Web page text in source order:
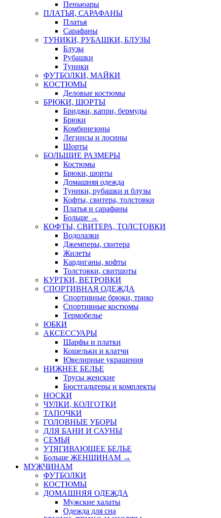
Пеньюары
ПЛАТЬЯ, САРАФАНЫ
Платья
Сарафаны
ТУНИКИ, РУБАШКИ, БЛУЗЫ
Блузы
Рубашки
Туники
ФУТБОЛКИ, МАЙКИ
КОСТЮМЫ
Деловые костюмы
БРЮКИ, ШОРТЫ
Бриджи, капри, бермуды
Брюки
Комбинезоны
Легинсы и лосины
Шорты
БОЛЬШИЕ РАЗМЕРЫ
Костюмы
Брюки, шорты
Домашняя одежда
Туники, рубашки и блузы
Кофты, свитера, толстовки
Платья и сарафаны
Больше →
КОФТЫ, СВИТЕРА, ТОЛСТОВКИ
Водолазки
Джемперы, свитера
Жилеты
Кардиганы, кофты
Толстовки, свитшоты
КУРТКИ, ВЕТРОВКИ
СПОРТИВНАЯ ОДЕЖДА
Спортивные брюки, трико
Спортивные костюмы
Термобелье
ЮБКИ
AКСЕССУАРЫ
Шарфы и платки
Кошельки и клатчи
Ювелирные украшения
НИЖНЕЕ БЕЛЬЕ
Трусы женские
Бюстгальтеры и комплекты
НОСКИ
ЧУЛКИ, КОЛГОТКИ
ТАПОЧКИ
ГОЛОВНЫЕ УБОРЫ
ДЛЯ БАНИ И САУНЫ
СЕМЬЯ
УТЯГИВАЮЩЕЕ БЕЛЬЕ
Больше ЖЕНЩИНАМ →
МУЖЧИНАМ
ФУТБОЛКИ
КОСТЮМЫ
ДОМАШНЯЯ ОДЕЖДА
Мужские халаты
Одежда для сна